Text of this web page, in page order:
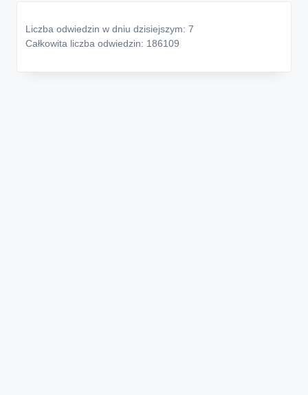
Liczba odwiedzin w dniu dzisiejszym: 7
Całkowita liczba odwiedzin: 186109